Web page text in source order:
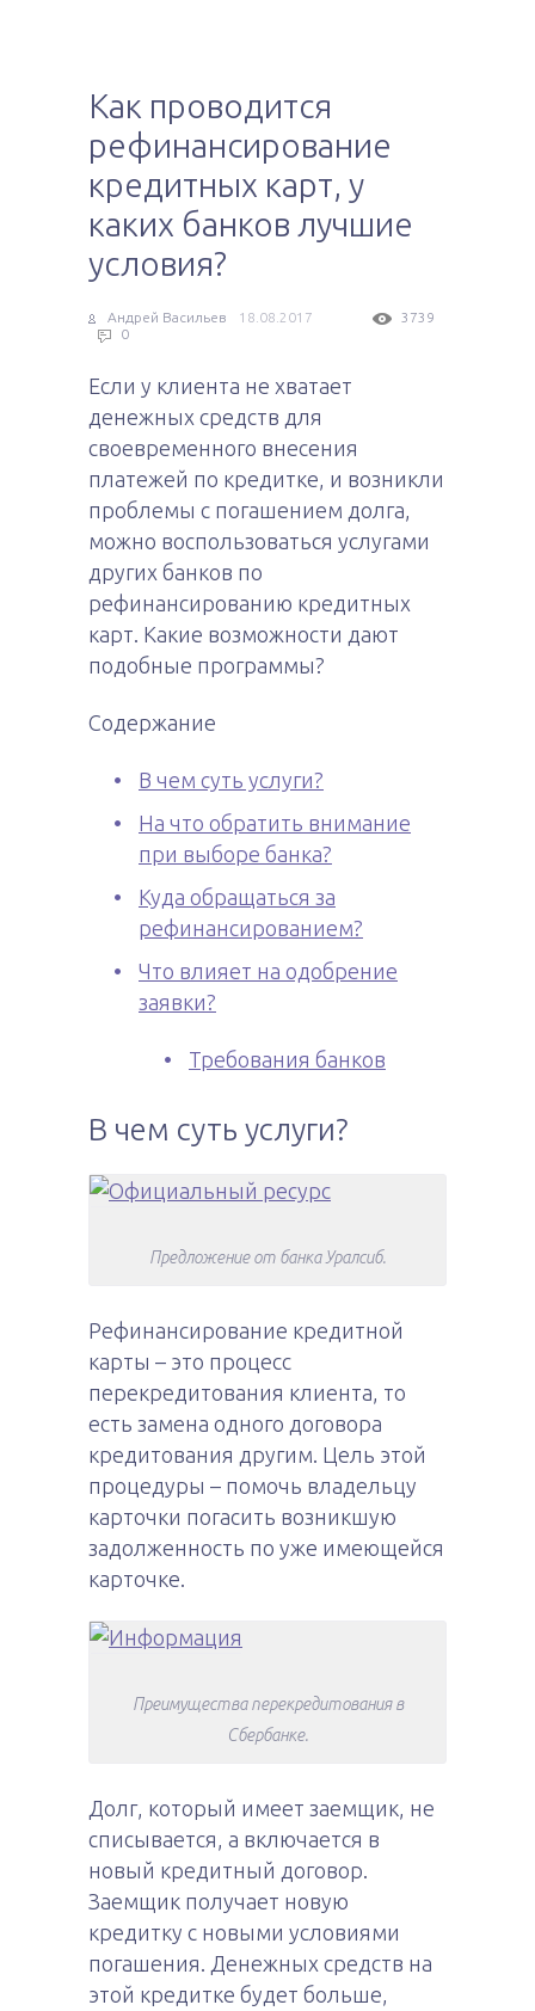
Как проводится
рефинансирование
кредитных карт, у
каких банков лучшие
условия?
Андрей Васильев 18.08.2017
3739
0
Если у клиента не хватает
денежных средств для
своевременного внесения
платежей по кредитке, и возникли
проблемы с погашением долга,
можно воспользоваться услугами
других банков по
рефинансированию кредитных
карт. Какие возможности дают
подобные программы?
Содержание
В чем суть услуги?
На что обратить внимание
при выборе банка?
Куда обращаться за
рефинансированием?
Что влияет на одобрение
заявки?
Требования банков
В чем суть услуги?
Предложение от банка Уралсиб.
Рефинансирование кредитной
карты – это процесс
перекредитования клиента, то
есть замена одного договора
кредитования другим. Цель этой
процедуры – помочь владельцу
карточки погасить возникшую
задолженность по уже имеющейся
карточке.
Преимущества перекредитования в
Сбербанке.
Долг, который имеет заемщик, не
списывается, а включается в
новый кредитный договор.
Заемщик получает новую
кредитку с новыми условиями
погашения. Денежных средств на
этой кредитке будет больше,